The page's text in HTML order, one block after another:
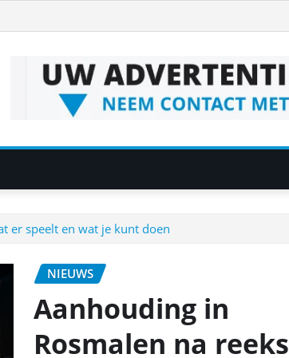
er speelt en wat je kunt doen
NIEUWS
Aanhouding in
Rosmalen na reeks